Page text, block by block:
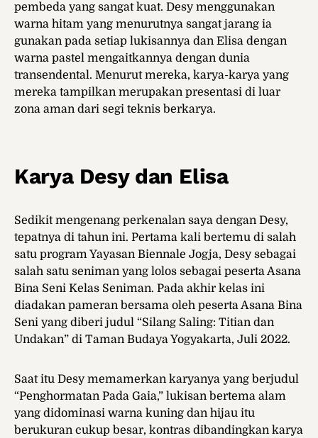
pembeda yang sangat kuat. Desy menggunakan
warna hitam yang menurutnya sangat jarang ia
gunakan pada setiap lukisannya dan Elisa dengan
warna pastel mengaitkannya dengan dunia
transendental. Menurut mereka, karya-karya yang
mereka tampilkan merupakan presentasi di luar
zona aman dari segi teknis berkarya.
Karya Desy dan Elisa
Sedikit mengenang perkenalan saya dengan Desy,
tepatnya di tahun ini. Pertama kali bertemu di salah
satu program Yayasan Biennale Jogja, Desy sebagai
salah satu seniman yang lolos sebagai peserta Asana
Bina Seni Kelas Seniman. Pada akhir kelas ini
diadakan pameran bersama oleh peserta Asana Bina
Seni yang diberi judul “Silang Saling: Titian dan
Undakan” di Taman Budaya Yogyakarta, Juli 2022.
Saat itu Desy memamerkan karyanya yang berjudul
“Penghormatan Pada Gaia,” lukisan bertema alam
yang didominasi warna kuning dan hijau itu
berukuran cukup besar, kontras dibandingkan karya